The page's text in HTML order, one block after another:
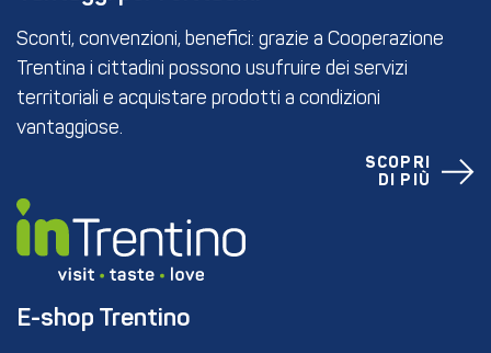
Sconti, convenzioni, benefici: grazie a Cooperazione
Trentina i cittadini possono usufruire dei servizi
territoriali e acquistare prodotti a condizioni
vantaggiose.
SCOPRI
DI PIÙ
E-shop Trentino